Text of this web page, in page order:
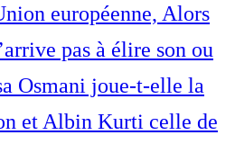
européenne, Alors
pas à élire son ou
Osmani joue-t-elle la
et Albin Kurti celle de